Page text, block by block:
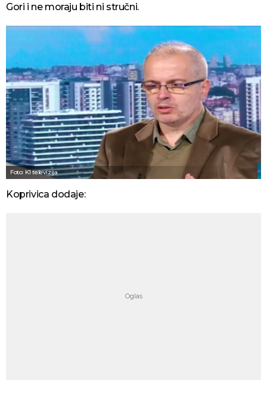
Gori i ne moraju biti ni stručni.
Foto: K1 televizija
Koprivica dodaje: